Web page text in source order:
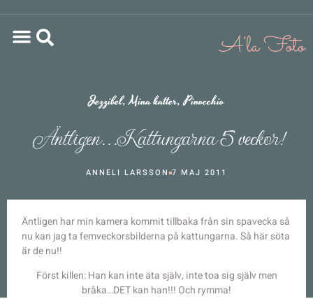
Jezzibel,Mina katter,Pinocchio
Äntligen…Kattungarna 5 veckor!
ANNELI LARSSON 7 MAJ 2011
Äntligen har min kamera kommit tillbaka från sin spavecka så
nu kan jag ta femveckorsbilderna på kattungarna. Så här söta
är de nu!!
Först killen: Han kan inte äta själv, inte toa sig själv men
bråka…DET kan han!!! Och rymma!